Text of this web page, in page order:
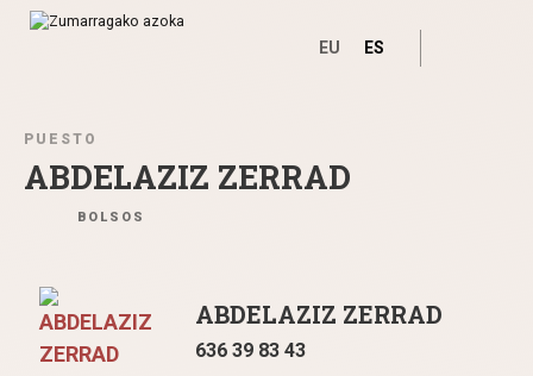
Ir directamente al contenido
EU ES
PUESTO
ABDELAZIZ ZERRAD
BOLSOS
ABDELAZIZ ZERRAD
636 39 83 43